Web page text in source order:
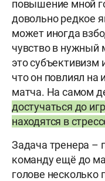
повышение мной
довольно редкое
может иногда
чувство в нужный
это субъективизм
что он повлиял на
матча. На самом
достучаться до
находятся в
Задача тренера –
команду ещё до
голове несколько